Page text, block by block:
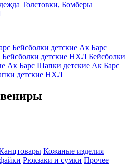
Толстовки, Бомберы
Бейсболки детские Ак Барс
Бейсболки детские НХЛ Бейсболки
Ак Барс Шапки детские Ак Барс
детские НХЛ
Кожаные изделия
Рюкзаки и сумки Прочее